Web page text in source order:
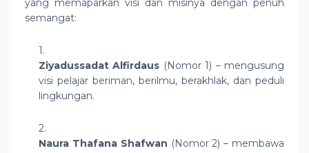
yang memaparkan visi dan misinya dengan penuh
semangat:
Ziyadussadat Alfirdaus (Nomor 1) – mengusung
visi pelajar beriman, berilmu, berakhlak, dan peduli
lingkungan.
Naura Thafana Shafwan (Nomor 2) – membawa